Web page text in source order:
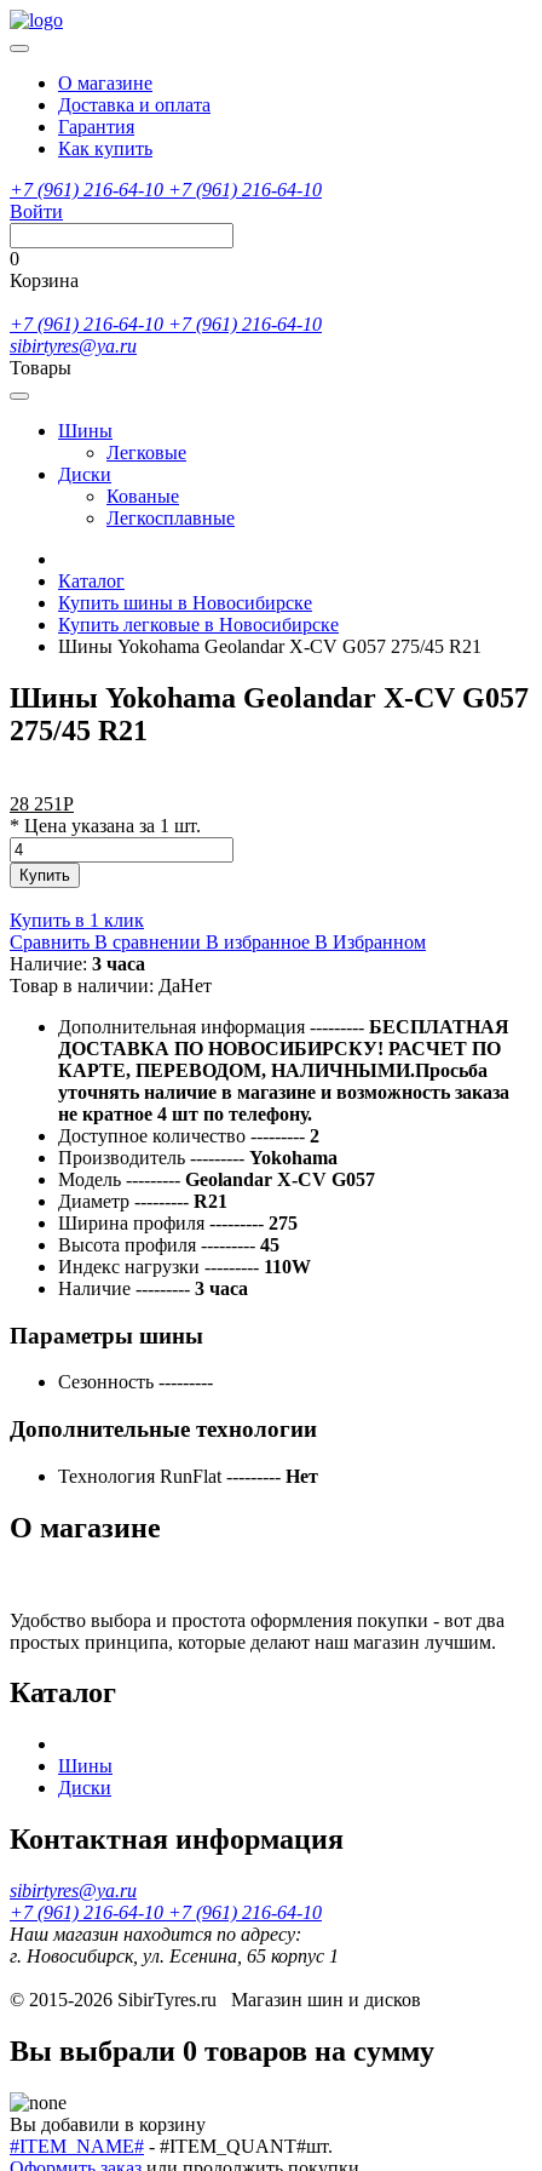
О магазине
Доставка и оплата
Гарантия
Как купить
+7 (961) 216-64-10 +7 (961) 216-64-10
Войти
0
Корзина
+7 (961) 216-64-10 +7 (961) 216-64-10
sibirtyres@ya.ru
Товары
Шины
Легковые
Диски
Кованые
Легкосплавные
Каталог
Купить шины в Новосибирске
Купить легковые в Новосибирске
Шины Yokohama Geolandar X-CV G057 275/45 R21
Шины Yokohama Geolandar X-CV G057
275/45 R21
28 251Р
* Цена указана за 1 шт.
Купить
Купить в 1 клик
Сравнить В сравнении В избранное В Избранном
Наличие: 3 часа
Товар в наличии: ДаНет
Дополнительная информация --------- БЕСПЛАТНАЯ
ДОСТАВКА ПО НОВОСИБИРСКУ! РАСЧЕТ ПО
КАРТЕ, ПЕРЕВОДОМ, НАЛИЧНЫМИ.Просьба
уточнять наличие в магазине и возможность заказа
не кратное 4 шт по телефону.
Доступное количество --------- 2
Производитель --------- Yokohama
Модель --------- Geolandar X-CV G057
Диаметр --------- R21
Ширина профиля --------- 275
Высота профиля --------- 45
Индекс нагрузки --------- 110W
Наличие --------- 3 часа
Параметры шины
Сезонность ---------
Дополнительные технологии
Технология RunFlat --------- Нет
О магазине
Удобство выбора и простота оформления покупки - вот два
простых принципа, которые делают наш магазин лучшим.
Каталог
Шины
Диски
Контактная информация
sibirtyres@ya.ru
+7 (961) 216-64-10 +7 (961) 216-64-10
Наш магазин находится по адресу:
г. Новосибирск, ул. Есенина, 65 корпус 1
© 2015-2026 SibirTyres.ru Магазин шин и дисков
Вы выбрали 0 товаров на сумму
Вы добавили в корзину
#ITEM_NAME# - #ITEM_QUANT#шт.